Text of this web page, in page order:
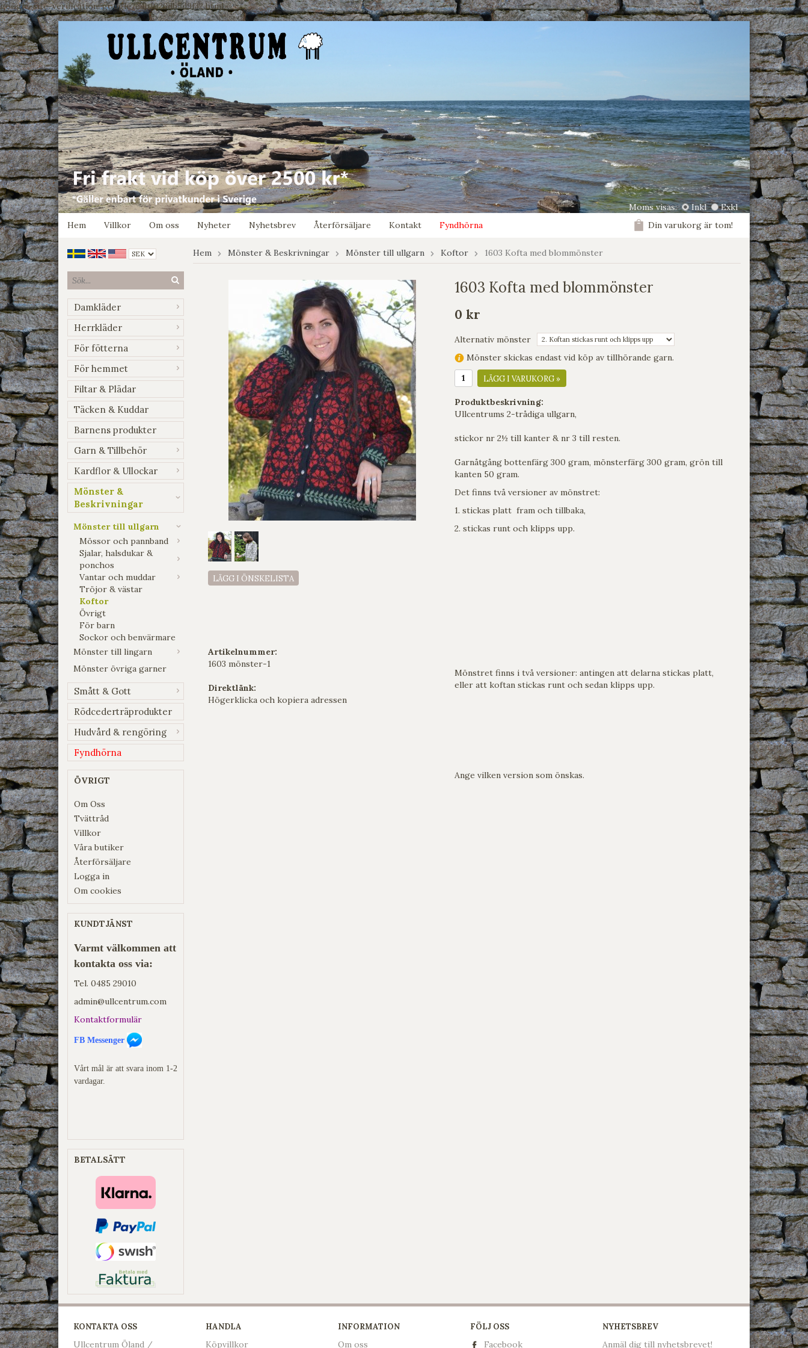
google-site-verification: google7e4b1026db5d9f32.html
Moms visas: Inkl
Exkl
Hem
Villkor Om oss Nyheter Nyhetsbrev Återförsäljare Kontakt Fyndhörna Din varukorg är tom!
Damkläder
Herrkläder
För fötterna
För hemmet
Filtar & Plädar
Täcken & Kuddar
Barnens produkter
Garn & Tillbehör
Kardflor & Ullockar
Mönster &
Beskrivningar
Mönster till ullgarn
Mössor och pannband
Sjalar, halsdukar &
ponchos
Vantar och muddar
Tröjor & västar
Koftor
Övrigt
För barn
Sockor och benvärmare
Mönster till lingarn
Mönster övriga garner
Smått & Gott
Rödcederträprodukter
Hudvård & rengöring
Fyndhörna
ÖVRIGT
Om Oss
Tvättråd
Villkor
Våra butiker
Återförsäljare
Logga in
Om cookies
KUNDTJÄNST
Varmt välkommen att
kontakta oss via:
Tel. 0485 29010
admin@ullcentrum.com
Kontaktformulär
FB Messenger
Vårt mål är att svara inom 1-2
vardagar.
BETALSÄTT
Hem Mönster & Beskrivningar Mönster till ullgarn Koftor 1603 Kofta med blommönster
LÄGG I ÖNSKELISTA
Artikelnummer:
1603 mönster-1
Direktlänk:
Högerklicka och kopiera adressen
1603 Kofta med blommönster
0 kr
Alternativ mönster
Mönster skickas endast vid köp av tillhörande garn.
LÄGG I VARUKORG »
Produktbeskrivning:
Ullcentrums 2-trådiga ullgarn,
stickor nr 2½ till kanter & nr 3 till resten.
Garnåtgång bottenfärg 300 gram, mönsterfärg 300 gram, grön till
kanten 50 gram.
Det finns två versioner av mönstret:
1. stickas platt fram och tillbaka,
2. stickas runt och klipps upp.
Mönstret finns i två versioner: antingen att delarna stickas platt,
eller att koftan stickas runt och sedan klipps upp.
Ange vilken version som önskas.
KONTAKTA OSS
Ullcentrum Öland /
HANDLA
Köpvillkor
INFORMATION
Om oss
FÖLJ OSS
Facebook
NYHETSBREV
Anmäl dig till nyhetsbrevet!